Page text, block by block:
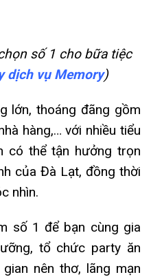
số 1 cho bữa tiệc
dịch vụ Memory)
lớn, thoáng đãng gồm
hàng,… với nhiều tiểu
có thể tận hưởng trọn
của Đà Lạt, đồng thời
nhìn.
số 1 để bạn cùng gia
tổ chức party ăn
nên thơ, lãng mạn